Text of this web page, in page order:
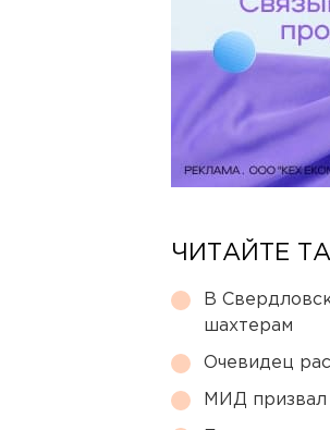
ЧИТАЙТЕ
В
шахтерам
Очевидец
МИД призвал